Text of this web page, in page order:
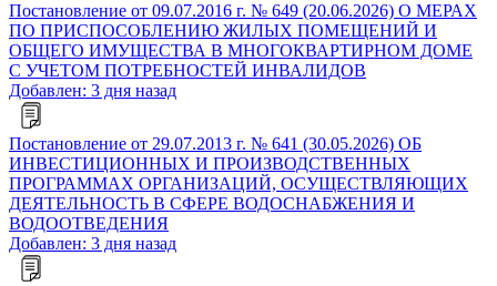
Постановление от 09.07.2016 г. № 649 (20.06.2026) О МЕРАХ
ПО ПРИСПОСОБЛЕНИЮ ЖИЛЫХ ПОМЕЩЕНИЙ И
ОБЩЕГО ИМУЩЕСТВА В МНОГОКВАРТИРНОМ ДОМЕ
С УЧЕТОМ ПОТРЕБНОСТЕЙ ИНВАЛИДОВ
Добавлен: 3 дня назад
Постановление от 29.07.2013 г. № 641 (30.05.2026) ОБ
ИНВЕСТИЦИОННЫХ И ПРОИЗВОДСТВЕННЫХ
ПРОГРАММАХ ОРГАНИЗАЦИЙ, ОСУЩЕСТВЛЯЮЩИХ
ДЕЯТЕЛЬНОСТЬ В СФЕРЕ ВОДОСНАБЖЕНИЯ И
ВОДООТВЕДЕНИЯ
Добавлен: 3 дня назад